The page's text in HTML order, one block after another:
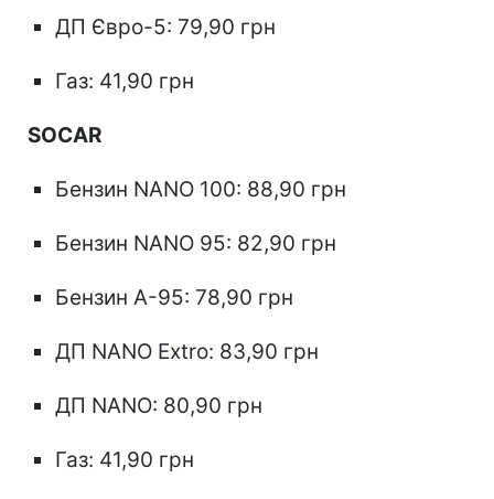
ДП Євро-5: 79,90 грн
Газ: 41,90 грн
SOCAR
Бензин NANO 100: 88,90 грн
Бензин NANO 95: 82,90 грн
Бензин А-95: 78,90 грн
ДП NANO Extro: 83,90 грн
ДП NANO: 80,90 грн
Газ: 41,90 грн